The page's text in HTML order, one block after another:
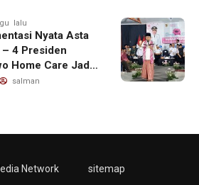
lalu
Nyata Asta
– 4 Presiden
Home Care Jadi
Percontohan
salman
Network sitemap